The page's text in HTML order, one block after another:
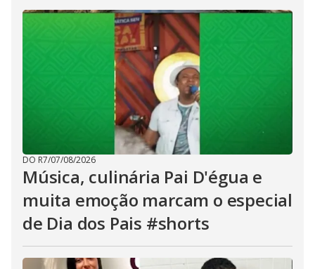
DO R7/07/08/2026
Música, culinária Pai D'égua e
muita emoção marcam o especial
de Dia dos Pais #shorts